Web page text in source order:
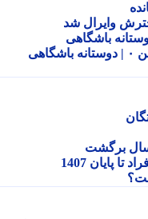
وایرال شد
1407